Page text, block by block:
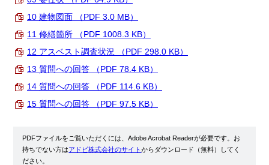
10 建物図面 （PDF 3.0 MB）
11 修繕箇所 （PDF 1008.3 KB）
12 アスベスト調査状況 （PDF 298.0 KB）
13 質問への回答 （PDF 78.4 KB）
14 質問への回答 （PDF 114.6 KB）
15 質問への回答 （PDF 97.5 KB）
PDFファイルをご覧いただくには、Adobe Acrobat Readerが必要です。お
持ちでない方はアドビ株式会社のサイトからダウンロード（無料）してく
ださい。